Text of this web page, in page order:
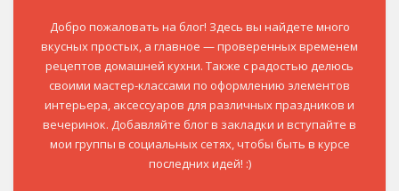
Добро пожаловать на блог! Здесь вы найдете много
вкусных простых, а главное — проверенных временем
рецептов домашней кухни. Также с радостью делюсь
своими мастер-классами по оформлению элементов
интерьера, аксессуаров для различных праздников и
вечеринок. Добавляйте блог в закладки и вступайте в
мои группы в социальных сетях, чтобы быть в курсе
последних идей! :)